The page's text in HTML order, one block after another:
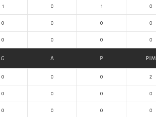
1 0 1 0
0 0 0 0
0 0 0 0
G A P PIM
0 0 0 2
0 0 0 0
0 0 0 0